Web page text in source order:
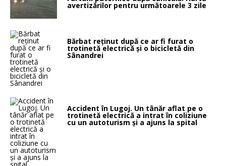
avertizărilor pentru următoarele 3 zile
Bărbat reținut după ce ar fi furat o
trotinetă electrică și o bicicletă din
Sânandrei
Accident în Lugoj. Un tânăr aflat pe o
trotinetă electrică a intrat în coliziune
cu un autoturism și a ajuns la spital